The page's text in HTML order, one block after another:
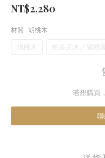
NT$2,280
材質 : 胡桃木
胡桃木 帕多克木／紫檀屬
若想購買